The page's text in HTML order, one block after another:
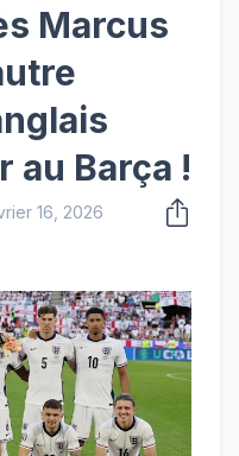
Marcus
au Barça !
16, 2026